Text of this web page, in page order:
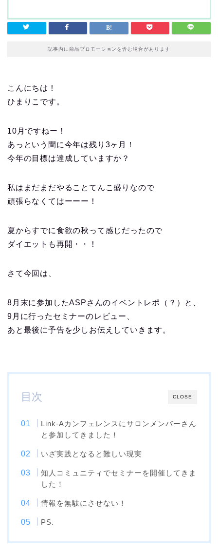
記事内に商品プロモーションを含む場合があります
こんにちは！
ひまりこです。
10月ですねー！
あっという間に今年は残り3ヶ月！
今年の目標は達成していますか？
私はまだまだやることてんこ盛りなので
頑張らなくてはーーー！
夏からすでに食欲の秋って感じだったので
ダイエットも再開・・！
さて今回は、
8月末に参加したASPさんのイベントレポ（？）と、
9月に行ったセミナーのレビュー、
あと最後に予告を少しお伝えしていきます。
CLOSE
目次
Link-Aカンフェレンスにサロンメンバーさん
と参加してきました！
いざ実践となると難しい現実
知人コミュニティでセミナーを開催してきま
した！
情報を無駄にさせない！
PS.